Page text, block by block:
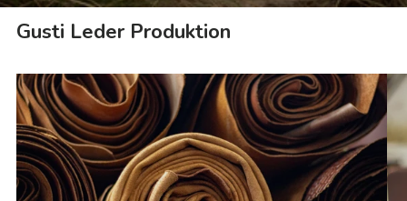
Gusti Leder Produktion